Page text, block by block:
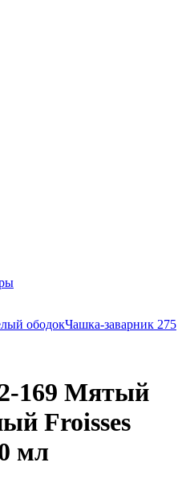
ободокЧашка-заварник 275
169 Мятый
Froisses
мл